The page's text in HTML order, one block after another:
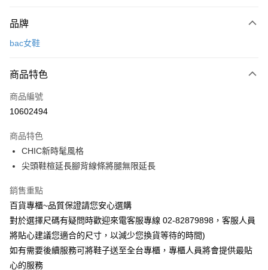
信用卡一次付款
Apple Pay
街口支付
宅配
每筆NT$90，滿NT$1,000(含以上)免運費
品牌
bac女鞋
商品特色
商品編號
10602494
商品特色
CHIC新時髦風格
尖頭鞋楦延長腳背線條將腿無限延長
銷售重點
百貨專櫃~品質保證請您安心選購
對於選擇尺碼有疑問時歡迎來電客服專線 02-82879898，客服人員
將貼心建議您適合的尺寸，以減少您換貨等待的時間)
如有需要後續服務可將鞋子送至全台專櫃，專櫃人員將會提供最貼
心的服務